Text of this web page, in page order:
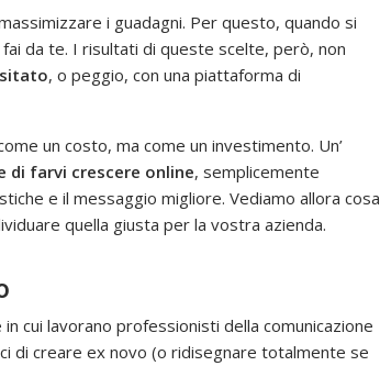
i guadagni. Per questo, quando si
da te. I risultati di queste scelte, però, non
, o peggio, con una piattaforma di
un costo, ma come un investimento. Un’
di farvi crescere online, semplicemente
e il messaggio migliore. Vediamo allora cosa
quella giusta per la vostra azienda.
cui lavorano professionisti della comunicazione
di creare ex novo (o ridisegnare totalmente se